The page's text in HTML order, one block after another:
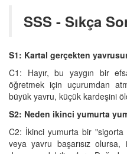
SSS - Sıkça
S1: Kartal gerçekten
C1: Hayır, bu yaygın bir
öğretmek için uçurumdan
büyük yavru, küçük kardeşini
S2: Neden ikinci yumurta
C2: İkinci yumurta bir "sigorta
veya yavru başarısız